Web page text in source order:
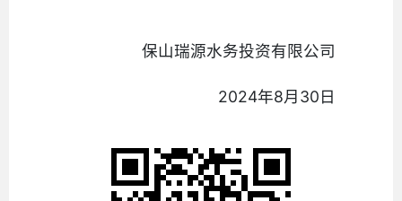
保山瑞源水务投资有限公司
2024年8月30日